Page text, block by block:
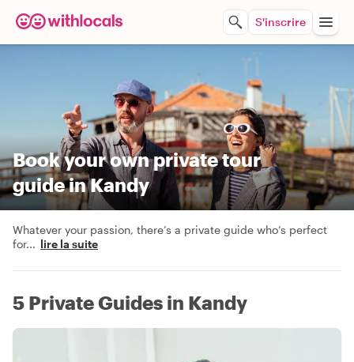
S'inscrire
Book your own private tour
guide in Kandy
Whatever your passion, there’s a private guide who’s perfect
for... lire la suite
5 Private Guides in Kandy